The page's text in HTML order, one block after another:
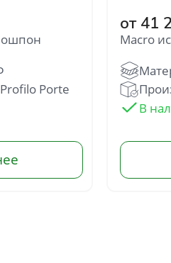
Porte
от 41
Macro
обработки